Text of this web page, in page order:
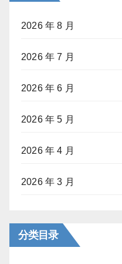
2026 年 8 月
2026 年 7 月
2026 年 6 月
2026 年 5 月
2026 年 4 月
2026 年 3 月
分类目录